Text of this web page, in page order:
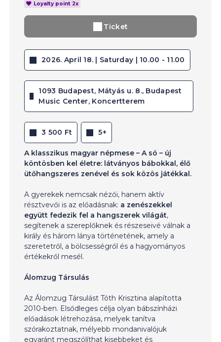
Loyalty point 2x
Ticket
2026. April 18. | Saturday | 10.00 - 11.00
1093 Budapest, Mátyás u. 8., Budapest
Music Center, Koncertterem
3 500 Ft 5+
A klasszikus magyar népmese – A só – új
köntösben kel életre: látványos bábokkal, élő
ütőhangszeres zenével és sok közös játékkal.
A gyerekek nemcsak nézői, hanem aktív
résztvevői is az előadásnak: a zenészekkel
együtt fedezik fel a hangszerek világát,
segítenek a szereplőknek és részeseivé válnak a
király és három lánya történetének, amely a
szeretetről, a bölcsességről és a hagyományos
értékekről mesél.
Álomzug Társulás
Az Álomzug Társulást Tóth Krisztina alapította
2010-ben. Elsődleges célja olyan bábszínházi
előadások létrehozása, melyek tanítva
szórakoztatnak, mélyebb mondanivalójuk
egyaránt megszólíthat kisebbeket és